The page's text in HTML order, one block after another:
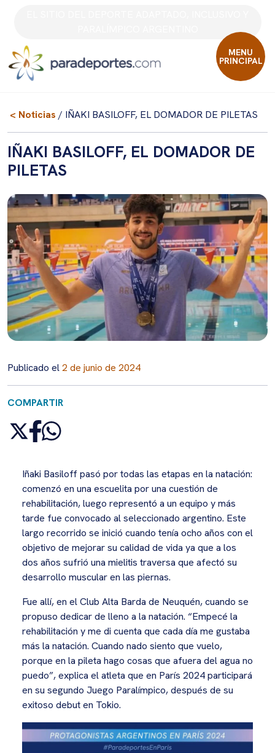
MENU
PRINCIPAL
< Noticias / IÑAKI BASILOFF, EL DOMADOR DE PILETAS
IÑAKI BASILOFF, EL DOMADOR DE
PILETAS
Publicado el2 de junio de 2024
COMPARTIR
Iñaki Basiloff pasó por todas las etapas en la natación:
comenzó en una escuelita por una cuestión de
rehabilitación, luego representó a un equipo y más
tarde fue convocado al seleccionado argentino. Este
largo recorrido se inició cuando tenía ocho años con el
objetivo de mejorar su calidad de vida ya que a los
dos años sufrió una mielitis traversa que afectó su
desarrollo muscular en las piernas.
Fue allí, en el Club Alta Barda de Neuquén, cuando se
propuso dedicar de lleno a la natación. “Empecé la
rehabilitación y me di cuenta que cada día me gustaba
más la natación. Cuando nado siento que vuelo,
porque en la pileta hago cosas que afuera del agua no
puedo”, explica el atleta que en París 2024 participará
en su segundo Juego Paralímpico, después de su
exitoso debut en Tokio.